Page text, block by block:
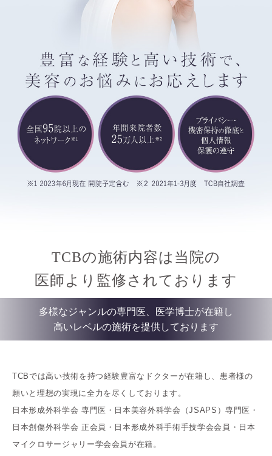
TCBの施術内容は当院の
医師より監修されております
多様なジャンルの専門医、医学博士が在籍し
高いレベルの施術を提供しております
TCBでは高い技術を持つ経験豊富なドクターが在籍し、患者様の
願いと理想の実現に全力を尽くしております。
日本形成外科学会 専門医・日本美容外科学会（JSAPS）専門医・
日本創傷外科学会 正会員・日本形成外科手術手技学会会員・日本
マイクロサージャリー学会会員が在籍。